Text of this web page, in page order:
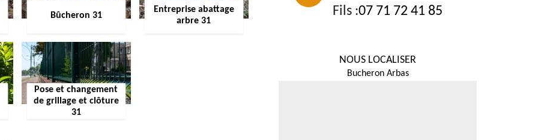
Bûcheron 31
Entreprise abattage
arbre 31
Pose et changement
de grillage et clôture
31
Fils :07 71 72 41 85
NOUS LOCALISER
Bucheron Arbas